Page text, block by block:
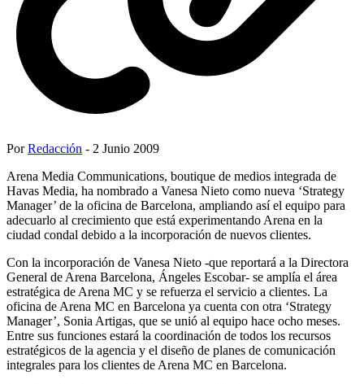
PorRedacción - 2 Junio 2009
Arena Media Communications, boutique de medios integrada de
Havas Media, ha nombrado a Vanesa Nieto como nueva ‘Strategy
Manager’ de la oficina de Barcelona, ampliando así el equipo para
adecuarlo al crecimiento que está experimentando Arena en la
ciudad condal debido a la incorporación de nuevos clientes.
Con la incorporación de Vanesa Nieto -que reportará a la Directora
General de Arena Barcelona, Ángeles Escobar- se amplía el área
estratégica de Arena MC y se refuerza el servicio a clientes. La
oficina de Arena MC en Barcelona ya cuenta con otra ‘Strategy
Manager’, Sonia Artigas, que se unió al equipo hace ocho meses.
Entre sus funciones estará la coordinación de todos los recursos
estratégicos de la agencia y el diseño de planes de comunicación
integrales para los clientes de Arena MC en Barcelona.